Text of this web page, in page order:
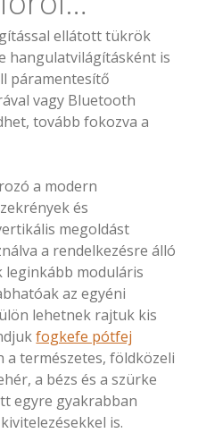
ellátott tükrök
hangulatvilágításként is
páramentesítő
vagy Bluetooth
tovább fokozva a
a modern
és
megoldást
a rendelkezésre álló
leginkább moduláris
az egyéni
lehetnek rajtuk kis
fogkefe pótfej
a természetes, földközeli
a bézs és a szürke
egyre gyakrabban
is.